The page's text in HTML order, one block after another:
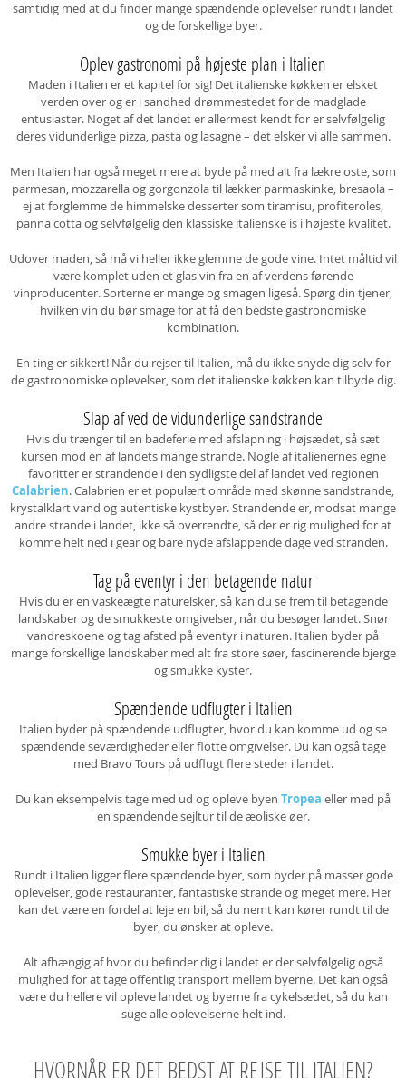
samtidig med at du finder mange spændende oplevelser rundt i landet
og de forskellige byer.
Oplev gastronomi på højeste plan i Italien
Maden i Italien er et kapitel for sig! Det italienske køkken er elsket
verden over og er i sandhed drømmestedet for de madglade
entusiaster. Noget af det landet er allermest kendt for er selvfølgelig
deres vidunderlige pizza, pasta og lasagne – det elsker vi alle sammen.
Men Italien har også meget mere at byde på med alt fra lækre oste, som
parmesan, mozzarella og gorgonzola til lækker parmaskinke, bresaola –
ej at forglemme de himmelske desserter som tiramisu, profiteroles,
panna cotta og selvfølgelig den klassiske italienske is i højeste kvalitet.
Udover maden, så må vi heller ikke glemme de gode vine. Intet måltid vil
være komplet uden et glas vin fra en af verdens førende
vinproducenter. Sorterne er mange og smagen ligeså. Spørg din tjener,
hvilken vin du bør smage for at få den bedste gastronomiske
kombination.
En ting er sikkert! Når du rejser til Italien, må du ikke snyde dig selv for
de gastronomiske oplevelser, som det italienske køkken kan tilbyde dig.
Slap af ved de vidunderlige sandstrande
Hvis du trænger til en badeferie med afslapning i højsædet, så sæt
kursen mod en af landets mange strande. Nogle af italienernes egne
favoritter er strandende i den sydligste del af landet ved regionen
Calabrien. Calabrien er et populært område med skønne sandstrande,
krystalklart vand og autentiske kystbyer. Strandende er, modsat mange
andre strande i landet, ikke så overrendte, så der er rig mulighed for at
komme helt ned i gear og bare nyde afslappende dage ved stranden.
Tag på eventyr i den betagende natur
Hvis du er en vaskeægte naturelsker, så kan du se frem til betagende
landskaber og de smukkeste omgivelser, når du besøger landet. Snør
vandreskoene og tag afsted på eventyr i naturen. Italien byder på
mange forskellige landskaber med alt fra store søer, fascinerende bjerge
og smukke kyster.
Spændende udflugter i Italien
Italien byder på spændende udflugter, hvor du kan komme ud og se
spændende seværdigheder eller flotte omgivelser. Du kan også tage
med Bravo Tours på udflugt flere steder i landet.
Du kan eksempelvis tage med ud og opleve byen Tropea eller med på
en spændende sejltur til de æoliske øer.
Smukke byer i Italien
Rundt i Italien ligger flere spændende byer, som byder på masser gode
oplevelser, gode restauranter, fantastiske strande og meget mere. Her
kan det være en fordel at leje en bil, så du nemt kan kører rundt til de
byer, du ønsker at opleve.
Alt afhængig af hvor du befinder dig i landet er der selvfølgelig også
mulighed for at tage offentlig transport mellem byerne. Det kan også
være du hellere vil opleve landet og byerne fra cykelsædet, så du kan
suge alle oplevelserne helt ind.
HVORNÅR ER DET BEDST AT REJSE TIL ITALIEN?